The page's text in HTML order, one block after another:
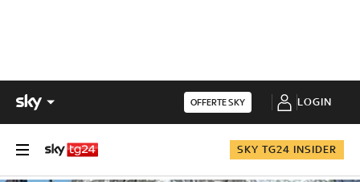
OFFERTE SKY LOGIN
SKY TG24 INSIDER